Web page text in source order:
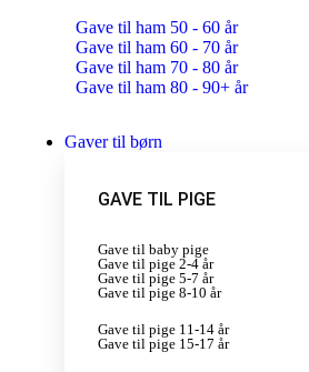
Gave til ham 50 - 60 år
Gave til ham 60 - 70 år
Gave til ham 70 - 80 år
Gave til ham 80 - 90+ år
Gaver til børn
GAVE TIL PIGE
Gave til baby pige
Gave til pige 2-4 år
Gave til pige 5-7 år
Gave til pige 8-10 år
Gave til pige 11-14 år
Gave til pige 15-17 år